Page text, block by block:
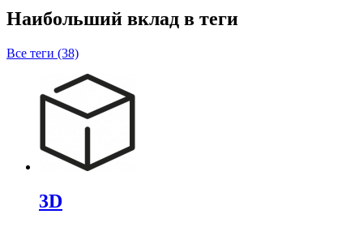
Наибольший вклад в теги
Все теги (38)
3D